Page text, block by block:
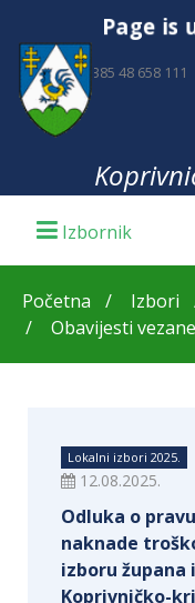
Page is
+385 48 658 111
Početna Izbori
Obavijesti
Lokalni izbori 2025.
12.08.2025.
Odluka o
naknade
izboru župana
Koprivničko-